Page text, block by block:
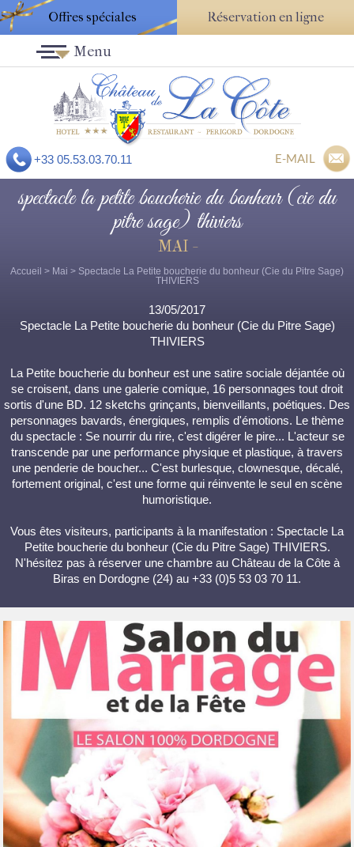
Offres spéciales Réservation en ligne
+33 05.53.03.70.11 E-MAIL
Menu
spectacle la petite boucherie du bonheur (cie du
pitre sage) thiviers
MAI -
Accueil > Mai > Spectacle La Petite boucherie du bonheur (Cie du Pitre Sage)
THIVIERS
13/05/2017
Spectacle La Petite boucherie du bonheur (Cie du Pitre Sage)
THIVIERS
La Petite boucherie du bonheur est une satire sociale déjantée où
se croisent, dans une galerie comique, 16 personnages tout droit
sortis d'une BD. 12 sketchs grinçants, bienveillants, poétiques. Des
personnages bavards, énergiques, remplis d'émotions. Le thème
du spectacle : Se nourrir du rire, c'est digérer le pire... L'acteur se
transcende par une performance physique et plastique, à travers
une penderie de boucher... C'est burlesque, clownesque, décalé,
fortement original, c'est une forme qui réinvente le seul en scène
humoristique.
Vous êtes visiteurs, participants à la manifestation : Spectacle La
Petite boucherie du bonheur (Cie du Pitre Sage) THIVIERS.
N'hésitez pas à réserver une chambre au Château de la Côte à
Biras en Dordogne (24) au +33 (0)5 53 03 70 11.